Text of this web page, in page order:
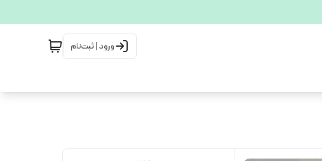
ورود | ثبت‌نام